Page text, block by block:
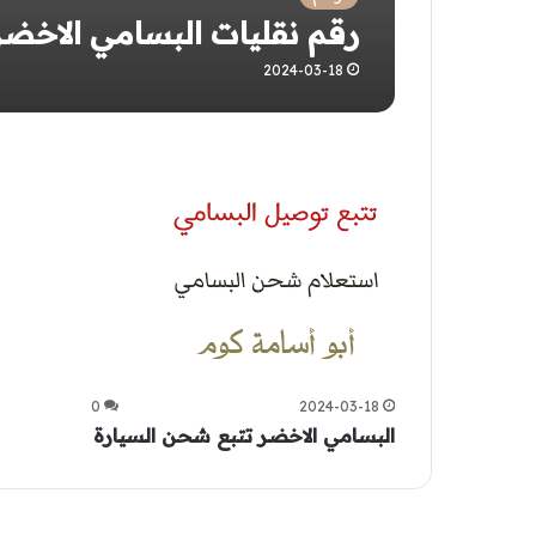
رقم نقليات البسامي
2024-03-18
2024-03-18
0
البسامي الاخضر تتبع شحن السيارة